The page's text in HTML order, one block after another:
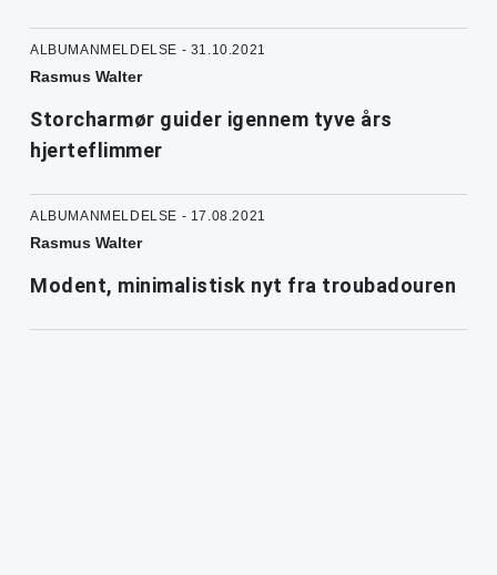
ALBUMANMELDELSE - 31.10.2021
Rasmus Walter
Storcharmør guider igennem tyve års
hjerteflimmer
ALBUMANMELDELSE - 17.08.2021
Rasmus Walter
Modent, minimalistisk nyt fra troubadouren